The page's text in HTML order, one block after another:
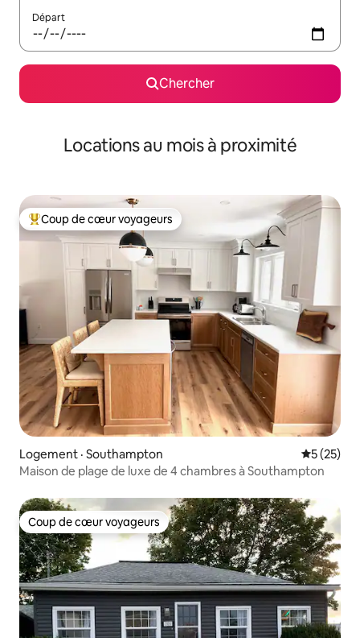
Départ
Chercher
Locations au mois à proximité
Coup de cœur voyageurs parmi les plus aimés
Coup de cœur voyageurs
Logement · Southampton Note
5 (25)
Maison de plage de luxe de 4 chambres à Southampton
Coup de cœur voyageurs
Coup de cœur voyageurs